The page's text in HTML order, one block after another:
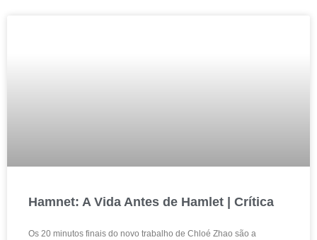
Hamnet: A Vida Antes de Hamlet | Crítica
Os 20 minutos finais do novo trabalho de Chloé Zhao são a